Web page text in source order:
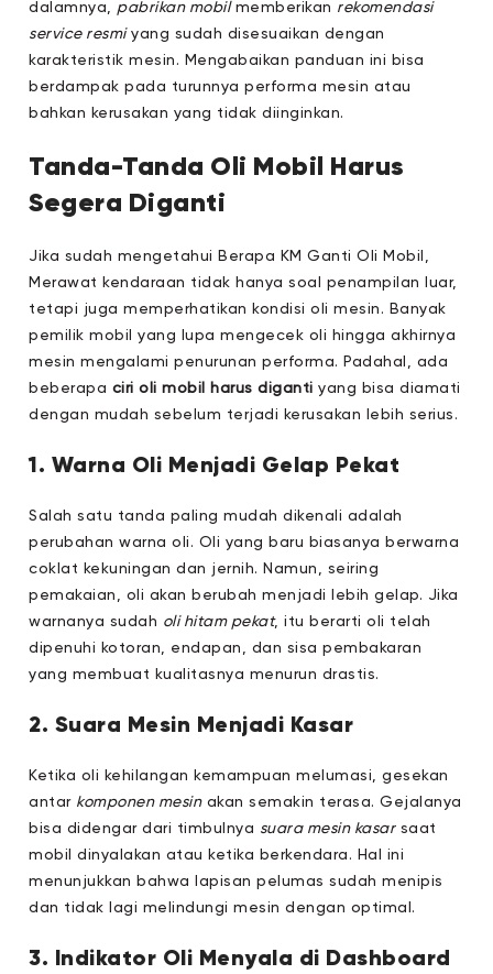
dalamnya, pabrikan mobilmemberikan rekomendasi
service resmiyang sudah disesuaikan dengan
karakteristik mesin. Mengabaikan panduan ini bisa
berdampak pada turunnya performa mesin atau
bahkan kerusakan yang tidak diinginkan.
Tanda-Tanda Oli Mobil Harus
Segera Diganti
Jika sudah mengetahui Berapa KM Ganti Oli Mobil,
Merawat kendaraan tidak hanya soal penampilan luar,
tetapi juga memperhatikan kondisi oli mesin. Banyak
pemilik mobil yang lupa mengecek oli hingga akhirnya
mesin mengalami penurunan performa. Padahal, ada
beberapa ciri oli mobil harus diganti yang bisa diamati
dengan mudah sebelum terjadi kerusakan lebih serius.
1. Warna Oli Menjadi Gelap Pekat
Salah satu tanda paling mudah dikenali adalah
perubahan warna oli. Oli yang baru biasanya berwarna
coklat kekuningan dan jernih. Namun, seiring
pemakaian, oli akan berubah menjadi lebih gelap. Jika
warnanya sudah oli hitam pekat, itu berarti oli telah
dipenuhi kotoran, endapan, dan sisa pembakaran
yang membuat kualitasnya menurun drastis.
2. Suara Mesin Menjadi Kasar
Ketika oli kehilangan kemampuan melumasi, gesekan
antar komponen mesinakan semakin terasa. Gejalanya
bisa didengar dari timbulnya suara mesin kasarsaat
mobil dinyalakan atau ketika berkendara. Hal ini
menunjukkan bahwa lapisan pelumas sudah menipis
dan tidak lagi melindungi mesin dengan optimal.
3. Indikator Oli Menyala di Dashboard